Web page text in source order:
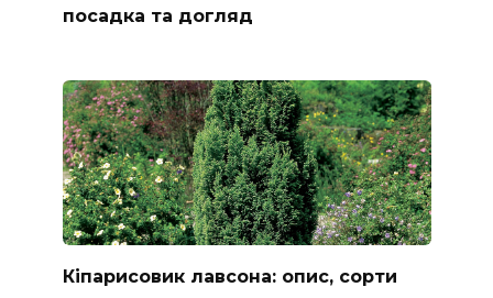
посадка та догляд
Кіпарисовик лавсона: опис, сорти